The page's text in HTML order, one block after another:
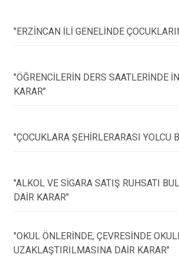
"ERZİNCAN İLİ GENELİNDE
"ÖĞRENCİLERİN DERS SAATLERİNDE
KARAR"
"ÇOCUKLARA ŞEHİRLERARASI YOLCU
"ALKOL VE SİGARA SATIŞ RUHSATI
DAİR KARAR"
"OKUL ÖNLERİNDE, ÇEVRESİNDE
UZAKLAŞTIRILMASINA DAİR KARAR"